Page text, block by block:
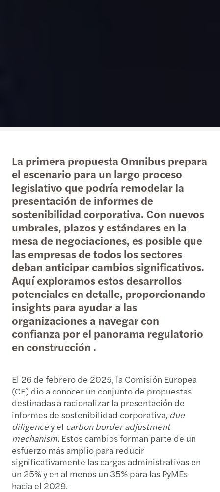
La primera propuesta Omnibus prepara
el escenario para un largo proceso
legislativo que podría remodelar la
presentación de informes de
sostenibilidad corporativa. Con nuevos
umbrales, plazos y estándares en la
mesa de negociaciones, es posible que
las empresas de todos los sectores
deban anticipar cambios significativos.
Aquí exploramos estos desarrollos
potenciales en detalle, proporcionando
insights para ayudar a las
organizaciones a navegar con
confianza por el panorama regulatorio
en construcción .
El 26 de febrero de 2025, la Comisión Europea
(CE) dio a conocer un conjunto de propuestas
destinadas a racionalizar la presentación de
informes de sostenibilidad corporativa, due
diligencey el carbon border adjustment
mechanism. Estos cambios forman parte de un
esfuerzo más amplio para reducir
significativamente las cargas administrativas en
un 25% y en al menos un 35% para las PyMEs
hacia el 2029.